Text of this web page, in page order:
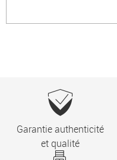
Garantie authenticité
et qualité